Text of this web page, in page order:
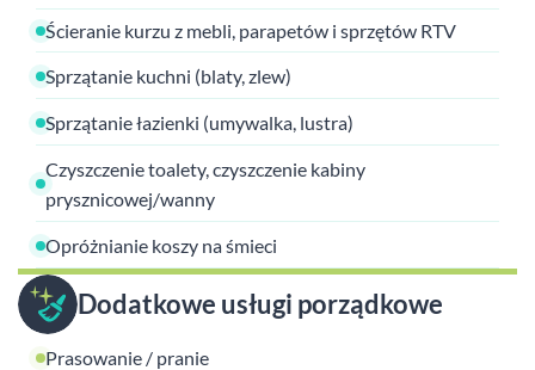
Ścieranie kurzu z mebli, parapetów i sprzętów RTV
Sprzątanie kuchni (blaty, zlew)
Sprzątanie łazienki (umywalka, lustra)
Czyszczenie toalety, czyszczenie kabiny
prysznicowej/wanny
Opróżnianie koszy na śmieci
Dodatkowe usługi porządkowe
Prasowanie / pranie